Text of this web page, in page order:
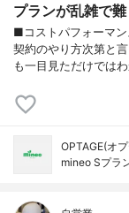
プランが乱雑で
■コストパフォーマ
契約のやり方次第と
も一目見ただけでは
OPTAGE(オ
mineo Sプラ